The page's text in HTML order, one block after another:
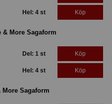
Hel: 4 st Köp
& More Sagaform
Del: 1 st Köp
Hel: 4 st Köp
Sagaform